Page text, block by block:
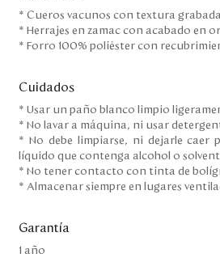
* Cueros vacunos con textura
* Herrajes en zamac con acabado en
* Forro 100% poliéster con
Cuidados
* Usar un paño blanco limpio
* No lavar a máquina, ni usar
* No debe limpiarse, ni dejarle caer
líquido que contenga alcohol o
* No tener contacto con tinta de
* Almacenar siempre en lugares
Garantía
1 año